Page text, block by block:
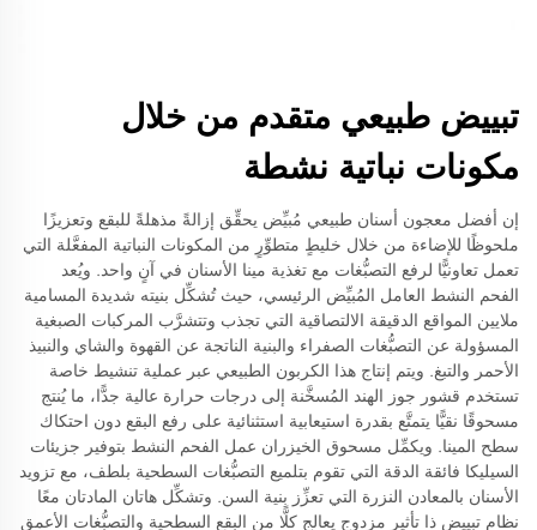
تبييض طبيعي متقدم من خلال
مكونات نباتية نشطة
إن أفضل معجون أسنان طبيعي مُبيِّض يحقِّق إزالةً مذهلةً للبقع وتعزيزًا
ملحوظًا للإضاءة من خلال خليطٍ متطوِّرٍ من المكونات النباتية المفعَّلة التي
تعمل تعاونيًّا لرفع التصبُّغات مع تغذية مينا الأسنان في آنٍ واحد. ويُعد
الفحم النشط العامل المُبيِّض الرئيسي، حيث تُشكِّل بنيته شديدة المسامية
ملايين المواقع الدقيقة الالتصاقية التي تجذب وتتشرَّب المركبات الصبغية
المسؤولة عن التصبُّغات الصفراء والبنية الناتجة عن القهوة والشاي والنبيذ
الأحمر والتبغ. ويتم إنتاج هذا الكربون الطبيعي عبر عملية تنشيط خاصة
تستخدم قشور جوز الهند المُسخَّنة إلى درجات حرارة عالية جدًّا، ما يُنتج
مسحوقًا نقيًّا يتمتَّع بقدرة استيعابية استثنائية على رفع البقع دون احتكاك
سطح المينا. ويكمِّل مسحوق الخيزران عمل الفحم النشط بتوفير جزيئات
السيليكا فائقة الدقة التي تقوم بتلميع التصبُّغات السطحية بلطف، مع تزويد
الأسنان بالمعادن النزرة التي تعزِّز بنية السن. وتشكِّل هاتان المادتان معًا
نظام تبييض ذا تأثير مزدوج يعالج كلًّا من البقع السطحية والتصبُّغات الأعمق